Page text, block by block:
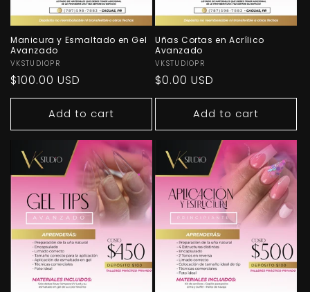
Manicura y Esmaltado en Gel
Avanzado
Vendor:
VKSTUDIOPR
Regular
price
$100.00 USD
Add to cart
Uñas Cortas en Acrílico
Avanzado
Vendor:
VKSTUDIOPR
Regular
price
$0.00 USD
Add to cart